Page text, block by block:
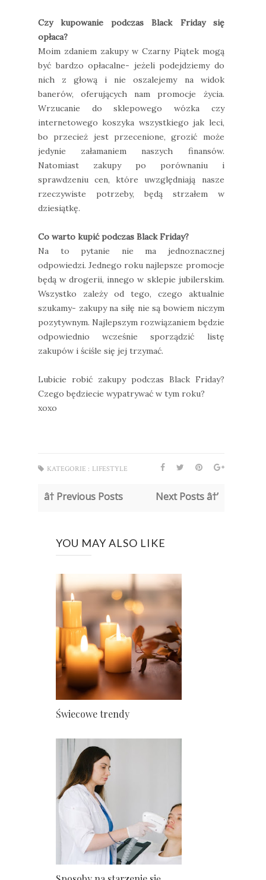
Czy kupowanie podczas Black Friday się
opłaca?
Moim zdaniem zakupy w Czarny Piątek mogą
być bardzo opłacalne- jeżeli podejdziemy do
nich z głową i nie oszalejemy na widok
banerów, oferujących nam promocje życia.
Wrzucanie do sklepowego wózka czy
internetowego koszyka wszystkiego jak leci,
bo przecież jest przecenione, grozić może
jedynie załamaniem naszych finansów.
Natomiast zakupy po porównaniu i
sprawdzeniu cen, które uwzględniają nasze
rzeczywiste potrzeby, będą strzałem w
dziesiątkę.
Co warto kupić podczas Black Friday?
Na to pytanie nie ma jednoznacznej
odpowiedzi. Jednego roku najlepsze promocje
będą w drogerii, innego w sklepie jubilerskim.
Wszystko zależy od tego, czego aktualnie
szukamy- zakupy na siłę nie są bowiem niczym
pozytywnym. Najlepszym rozwiązaniem będzie
odpowiednio wcześnie sporządzić listę
zakupów i ściśle się jej trzymać.
Lubicie robić zakupy podczas Black Friday?
Czego będziecie wypatrywać w tym roku?
xoxo
KATEGORIE : LIFESTYLE
â† Previous Posts Next Posts â†’
YOU MAY ALSO LIKE
Świecowe trendy